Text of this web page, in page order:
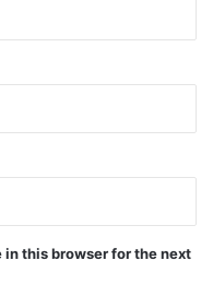
this browser for the next